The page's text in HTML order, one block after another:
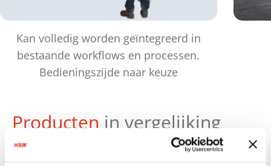
Kan volledig worden geïntegreerd in
bestaande workflows en processen.
Bedieningszijde naar keuze
Producten in vergelijking